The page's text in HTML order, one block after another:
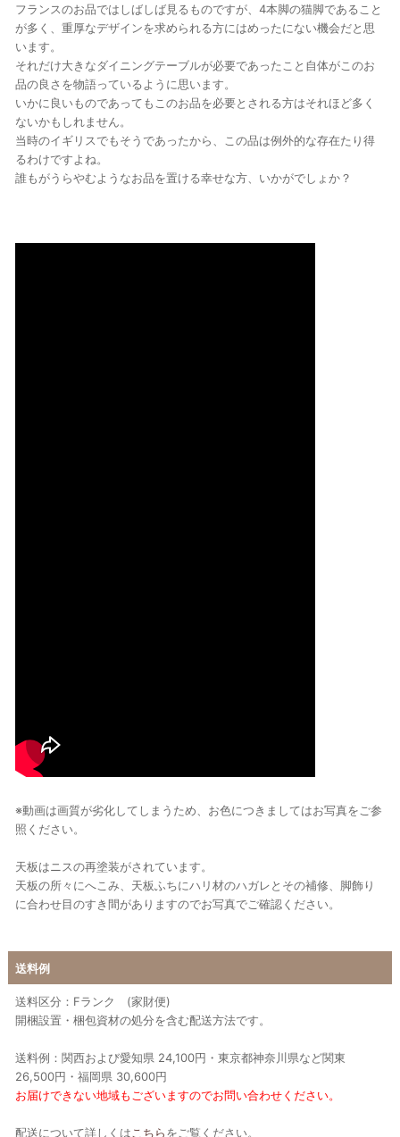
フランスのお品ではしばしば見るものですが、4本脚の猫脚であること
が多く、重厚なデザインを求められる方にはめったにない機会だと思
います。
それだけ大きなダイニングテーブルが必要であったこと自体がこのお
品の良さを物語っているように思います。
いかに良いものであってもこのお品を必要とされる方はそれほど多く
ないかもしれません。
当時のイギリスでもそうであったから、この品は例外的な存在たり得
るわけですよね。
誰もがうらやむようなお品を置ける幸せな方、いかがでしょか？
※動画は画質が劣化してしまうため、お色につきましてはお写真をご参
照ください。
天板はニスの再塗装がされています。
天板の所々にへこみ、天板ふちにハリ材のハガレとその補修、脚飾り
に合わせ目のすき間がありますのでお写真でご確認ください。
送料例
送料区分：Fランク (家財便)
開梱設置・梱包資材の処分を含む配送方法です。
送料例：関西および愛知県 24,100円・東京都神奈川県など関東
26,500円・福岡県 30,600円
お届けできない地域もございますのでお問い合わせください。
配送について詳しくは こちらをご覧ください。